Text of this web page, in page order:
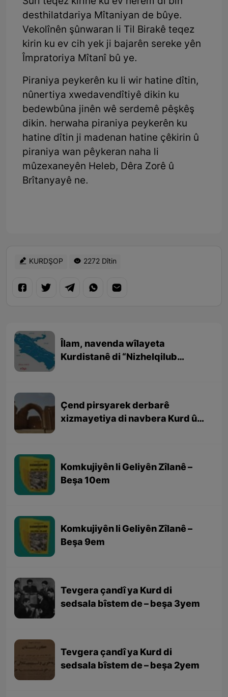
desthilatdariya Mîtaniyan de bûye.
Vekolînên şûnwaran li Til Birakê teqez
kirin ku ev cih yek ji bajarên sereke yên
Împratoriya Mîtanî bû ye.
Piraniya peykerên ku li wir hatine dîtin,
nûnertiya xwedavendîtiyê dikin ku
bedewbûna jinên wê serdemê pêşkêş
dikin. herwaha piraniya peykerên ku
hatine dîtin ji madenan hatine çêkirin û
piraniya wan pêykeran naha li
mûzexaneyên Heleb, Dêra Zorê û
Brîtanyayê ne.
KURDŞOP 2272 Dîtin
Îlam, navenda wîlayeta
Kurdistanê di “Nizhelqilub
Çend pirsyarek derbarê
xizmayetiya di navbera Kurd û
Komkujiyên li Geliyên Zîlanê –
Beşa 10em
Komkujiyên li Geliyên Zîlanê –
Beşa 9em
Tevgera çandî ya Kurd di
sedsala bîstem de – beşa 3yem
Tevgera çandî ya Kurd di
sedsala bîstem de – beşa 2yem